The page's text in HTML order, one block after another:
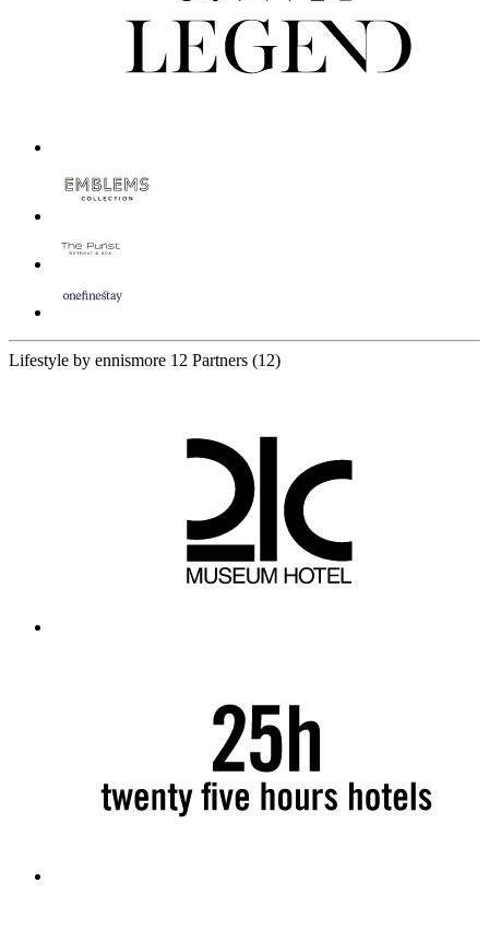
Lifestyle by ennismore 12 Partners (12)